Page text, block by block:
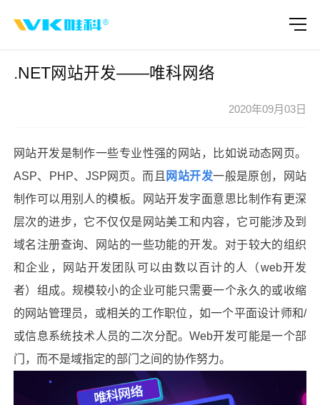
.NET网站开发——唯科网络
2020年09月03日
网站开发是制作一些专业性强的网站，比如说动态网页。
ASP、PHP、JSP网页。而且 网站开发一般是原创，网站
制作可以用别人的模板。网站开发字面意思比制作有更深
层次的进步，它不仅仅是网站美工和内容，它可能涉及到
域名注册查询、网站的一些功能的开发。对于较大的组织
和企业，网站开发团队可以由数以百计的人（web开发
者）组成。规模较小的企业可能只需要一个永久的或收缩
的网站管理员，或相关的工作职位，如一个平面设计师和/
或信息系统技术人员的二次分配。Web开发可能是一个部
门，而不是域指定的部门之间的协作努力。